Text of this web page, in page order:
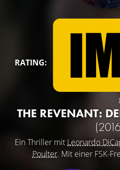
RATING:
THE REVENANT:
Ein Thriller mit Leonardo
Poulter. Mit einer FSK-